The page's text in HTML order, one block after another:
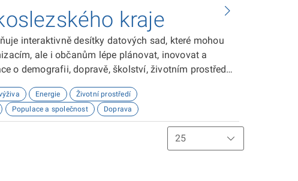
kraje
interaktivně desítky datových sad, které mohou
ale i občanům lépe plánovat, inovovat a
o demografii, dopravě, školství, životním prostředí,
Energie
Životní prostředí
Populace a společnost Doprava